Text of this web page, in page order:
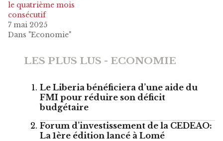
le quatrième mois
consécutif
7 mai 2025
Dans "Economie"
LES PLUS LUS - ECONOMIE
Le Liberia bénéficiera d’une aide du
FMI pour réduire son déficit
budgétaire
Forum d’investissement de la CEDEAO:
La 1ère édition lancé à Lomé